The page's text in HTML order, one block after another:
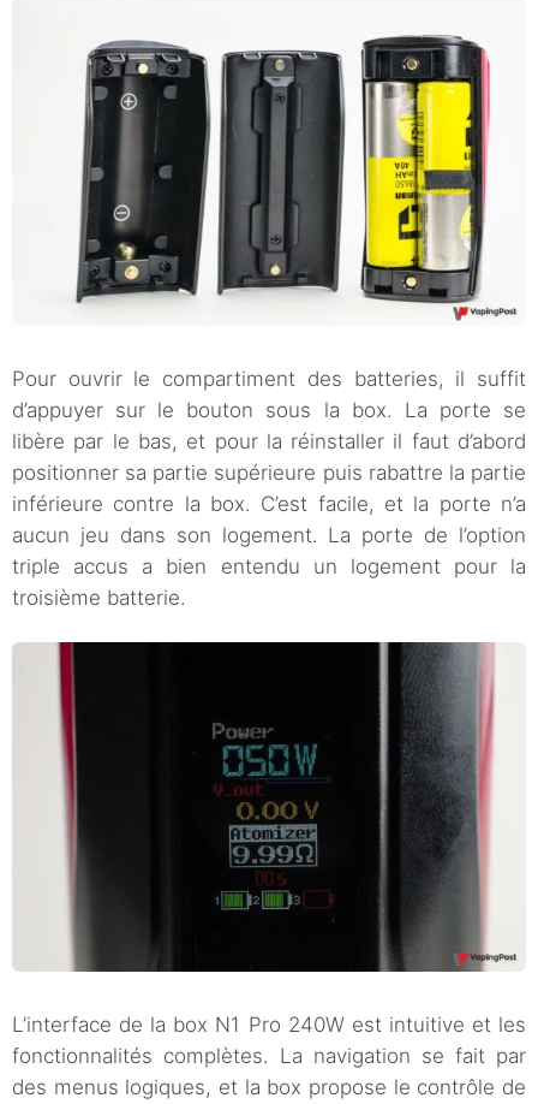
Pour ouvrir le compartiment des batteries, il suffit
d’appuyer sur le bouton sous la box. La porte se
libère par le bas, et pour la réinstaller il faut d’abord
positionner sa partie supérieure puis rabattre la partie
inférieure contre la box. C’est facile, et la porte n’a
aucun jeu dans son logement. La porte de l’option
triple accus a bien entendu un logement pour la
troisième batterie.
L’interface de la box N1 Pro 240W est intuitive et les
fonctionnalités complètes. La navigation se fait par
des menus logiques, et la box propose le contrôle de